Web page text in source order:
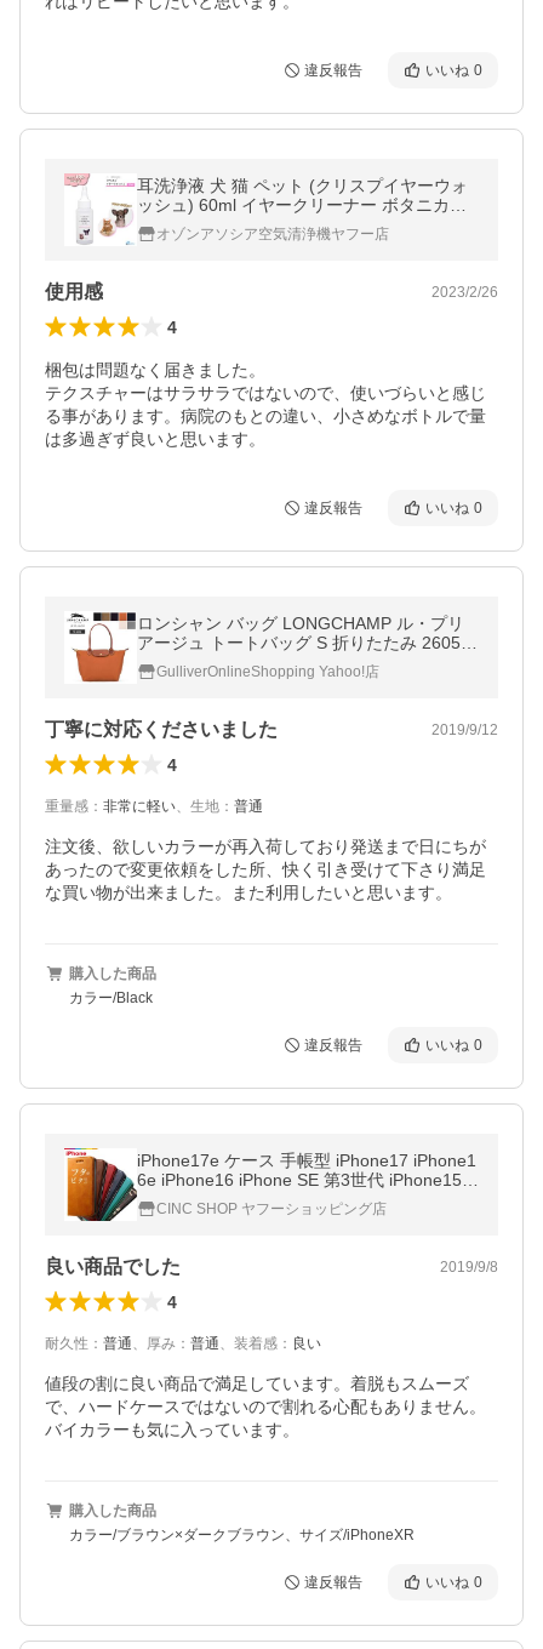
違反報告 いいね 0
耳洗浄液 犬 猫 ペット (クリスプイヤーウォ
ッシュ) 60ml イヤークリーナー ボタニカル
無添加 低刺激 アルコール不使用 耳掃除 耳ケ
ア 日本製 イヤーローション
オゾンアソシア空気清浄機ヤフー店
使用感 2023/2/26
4
梱包は問題なく届きました。
テクスチャーはサラサラではないので、使いづらいと感じ
る事があります。病院のもとの違い、小さめなボトルで量
は多過ぎず良いと思います。
違反報告 いいね 0
ロンシャン バッグ LONGCHAMP ル・プリ
アージュ トートバッグ S 折りたたみ 2605 0
89 ナイロン レディース
GulliverOnlineShopping Yahoo!店
丁寧に対応くださいました 2019/9/12
4
重量感 ： 非常に軽い、 生地 ： 普通
注文後、欲しいカラーが再入荷しており発送まで日にちが
あったので変更依頼をした所、快く引き受けて下さり満足
な買い物が出来ました。また利用したいと思います。
購入した商品
カラー/Black
違反報告 いいね 0
iPhone17e ケース 手帳型 iPhone17 iPhone1
6e iPhone16 iPhone SE 第3世代 iPhone15 i
Phone14 Pro iPhone13 手帳型 iPhoneケー
ス スマホケース ベルトなし
CINC SHOP ヤフーショッピング店
良い商品でした 2019/9/8
4
耐久性 ： 普通、 厚み ： 普通、 装着感 ： 良い
値段の割に良い商品で満足しています。着脱もスムーズ
で、ハードケースではないので割れる心配もありません。
バイカラーも気に入っています。
購入した商品
カラー/ブラウン×ダークブラウン、サイズ/iPhoneXR
違反報告 いいね 0